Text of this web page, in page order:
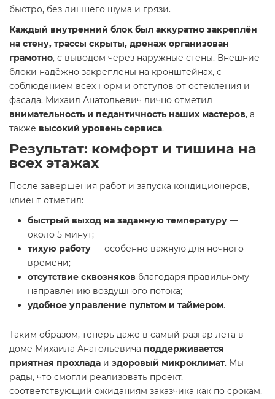
быстро, без лишнего шума и грязи.
Каждый внутренний блок был аккуратно закреплён
на стену, трассы скрыты, дренаж организован
грамотно, с выводом через наружные стены. Внешние
блоки надёжно закреплены на кронштейнах, с
соблюдением всех норм и отступов от остекления и
фасада. Михаил Анатольевич лично отметил
внимательность и педантичность наших мастеров, а
также высокий уровень сервиса.
Результат: комфорт и тишина на
всех этажах
После завершения работ и запуска кондиционеров,
клиент отметил:
быстрый выход на заданную температуру —
около 5 минут;
тихую работу — особенно важную для ночного
времени;
отсутствие сквозняков благодаря правильному
направлению воздушного потока;
удобное управление пультом и таймером.
Таким образом, теперь даже в самый разгар лета в
доме Михаила Анатольевича поддерживается
приятная прохлада и здоровый микроклимат. Мы
рады, что смогли реализовать проект,
соответствующий ожиданиям заказчика как по срокам,